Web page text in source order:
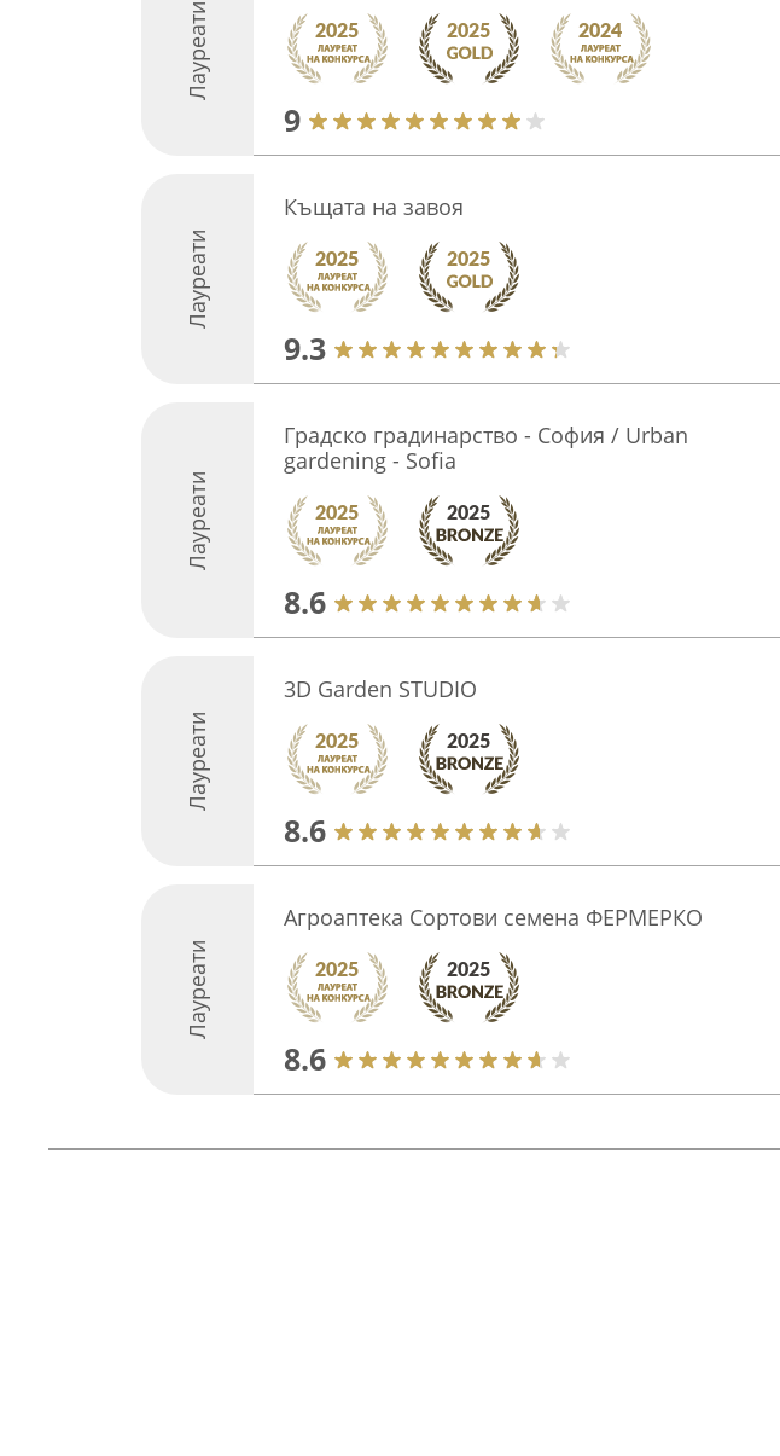
Лауреати
9
Лауреати
Къщата на завоя
9.3
Лауреати
Градско градинарство - София / Urban
gardening - Sofia
8.6
Лауреати
3D Garden STUDIO
8.6
Лауреати
Агроаптека Сортови семена ФЕРМЕРКО
8.6